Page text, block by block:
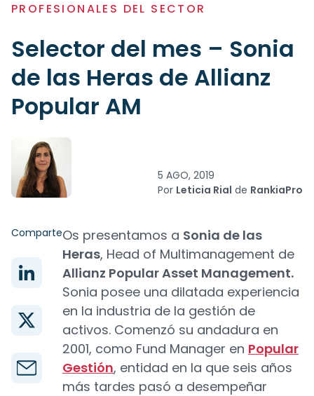
PROFESIONALES DEL SECTOR
Selector del mes – Sonia
de las Heras de Allianz
Popular AM
5 AGO, 2019
Por Leticia Rial de RankiaPro
ComparteOs presentamos a Sonia de las
Heras, Head of Multimanagement de
Allianz Popular Asset Management.
Sonia posee una dilatada experiencia
en la industria de la gestión de
activos. Comenzó su andadura en
2001, como Fund Manager en Popular
Gestión, entidad en la que seis años
más tardes pasó a desempeñar